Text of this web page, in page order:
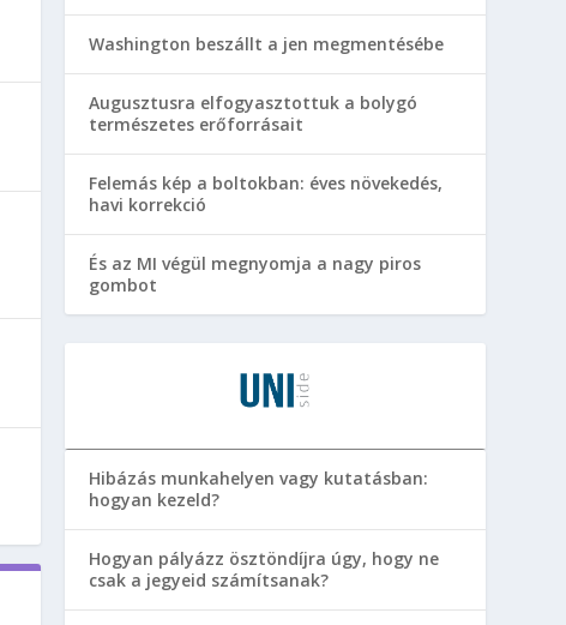
Washington beszállt a jen megmentésébe
Augusztusra elfogyasztottuk a bolygó
természetes erőforrásait
Felemás kép a boltokban: éves növekedés,
havi korrekció
És az MI végül megnyomja a nagy piros
gombot
Hibázás munkahelyen vagy kutatásban:
hogyan kezeld?
Hogyan pályázz ösztöndíjra úgy, hogy ne
csak a jegyeid számítsanak?